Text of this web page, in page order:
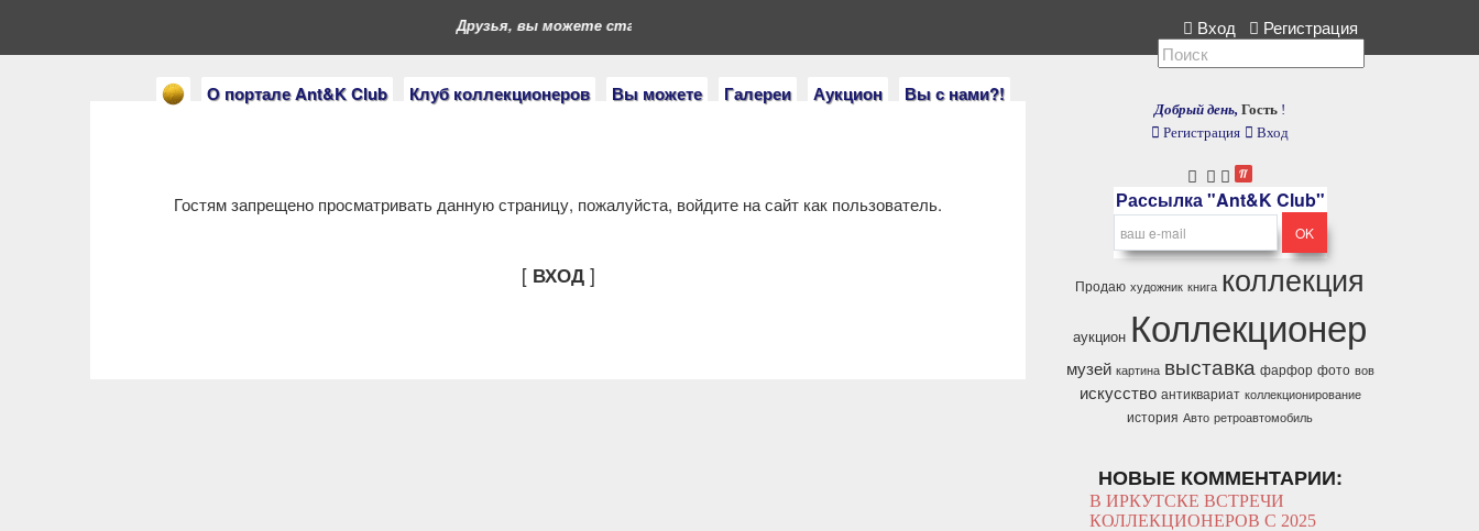
О портале Ant&K Club Клуб коллекционеров Вы можете Галереи Аукцион Вы с нами?!
Друзья, вы можете стать героями нашего портала. Если у вас есть коллекция, расскажите нам. Вход Регистрация
Гостям запрещено просматривать данную страницу, пожалуйста, войдите на сайт как пользователь.
[ ВХОД]
Добрый день, Гость !
Регистрация
Вход
Рассылка "Ant&K Club"
Продаю художник книга коллекция
аукцион Коллекционер
музей картина выставка фарфор фото вов
искусство антиквариат коллекционирование
история Авто ретроавтомобиль
НОВЫЕ КОММЕНТАРИИ:
В ИРКУТСКЕ ВСТРЕЧИ
КОЛЛЕКЦИОНЕРОВ С 2025